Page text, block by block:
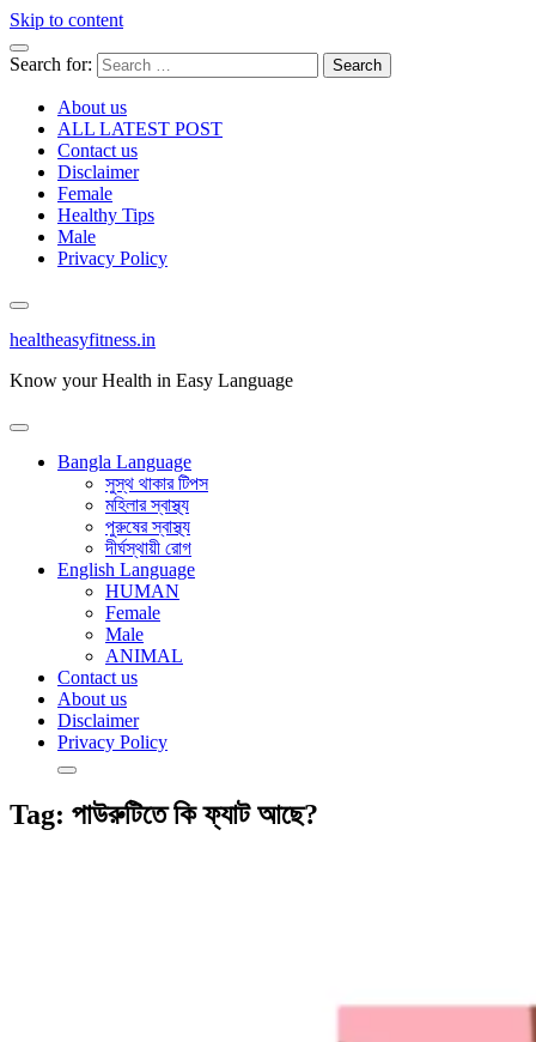
Skip to content
Search for:
About us
ALL LATEST POST
Contact us
Disclaimer
Female
Healthy Tips
Male
Privacy Policy
healtheasyfitness.in
Know your Health in Easy Language
Bangla Language
সুস্থ থাকার টিপস
মহিলার স্বাস্থ্য
পুরুষের স্বাস্থ্য
দীর্ঘস্থায়ী রোগ
English Language
HUMAN
Female
Male
ANIMAL
Contact us
About us
Disclaimer
Privacy Policy
Tag: পাউরুটিতে কি ফ্যাট আছে?